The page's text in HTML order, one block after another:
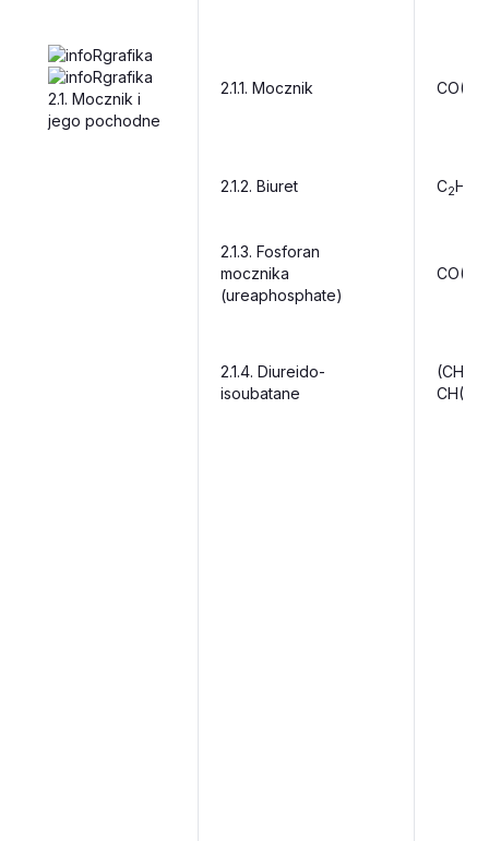
2.1. Mocznik i
jego pochodne
2.1.1. Mocznik CO(HN
2.1.2. Biuret C2H
2.1.3. Fosforan
mocznika
(ureaphosphate)
CO(NH
2.1.4. Diureido-
isoubatane
(CH